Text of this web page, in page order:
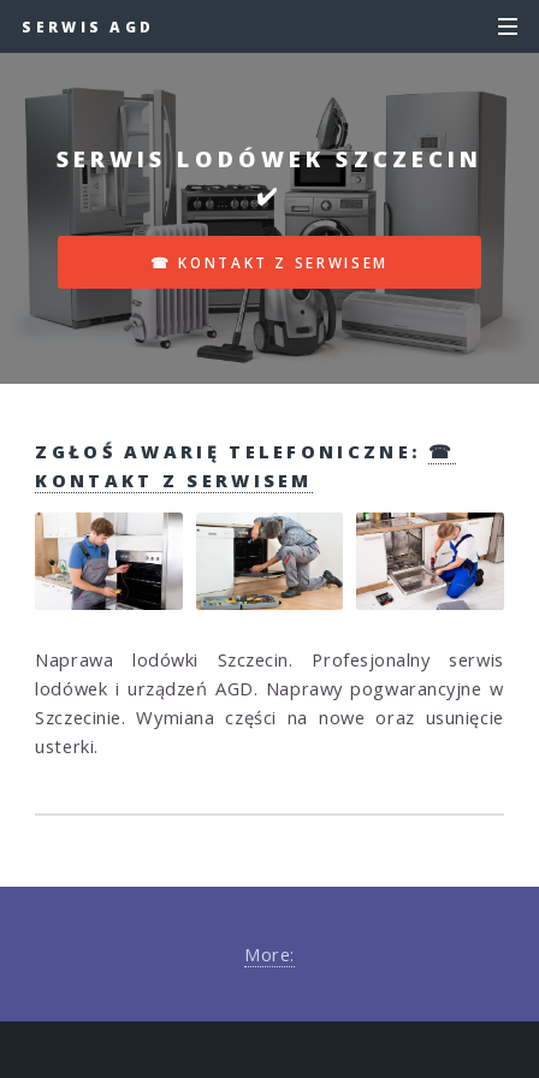
SERWIS AGD
SERWIS LODÓWEK SZCZECIN
✔️
☎ KONTAKT Z SERWISEM
ZGŁOŚ AWARIĘ TELEFONICZNE: ☎
KONTAKT Z SERWISEM
Naprawa lodówki Szczecin. Profesjonalny serwis
lodówek i urządzeń AGD. Naprawy pogwarancyjne w
Szczecinie. Wymiana części na nowe oraz usunięcie
usterki.
More: